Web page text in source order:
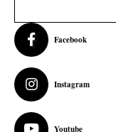
Facebook
Instagram
Youtube